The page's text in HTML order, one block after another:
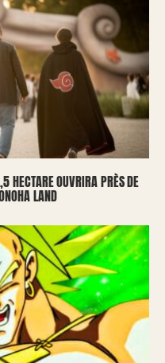
HECTARE OUVRIRA PRÈS DE
LAND